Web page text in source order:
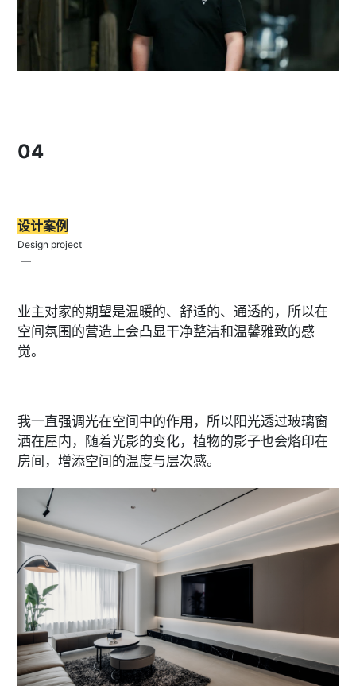
04
设计案例
Design project
—
业主对家的期望是温暖的、舒适的、通透的，所以在
空间氛围的营造上会凸显干净整洁和温馨雅致的感
觉。
我一直强调光在空间中的作用，所以阳光透过玻璃窗
洒在屋内，随着光影的变化，植物的影子也会烙印在
房间，增添空间的温度与层次感。